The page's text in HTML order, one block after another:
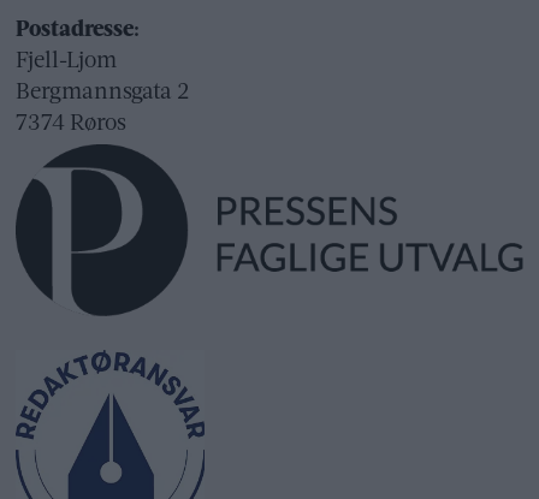
Postadresse:
Fjell-Ljom
Bergmannsgata 2
7374 Røros